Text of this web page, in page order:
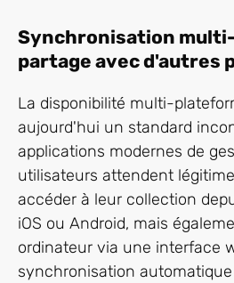
Synchronisation
partage avec d'autres
La disponibilité multi-
aujourd'hui un standard
applications modernes de
utilisateurs attendent
accéder à leur collection
iOS ou Android, mais
ordinateur via une interface
synchronisation